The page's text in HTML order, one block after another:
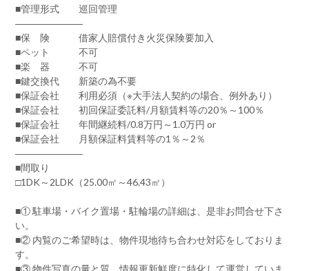
■管理形式 巡回管理
―――――――
■保 険 借家人賠償付き火災保険要加入
■ペット 不可
■楽 器 不可
■鍵交換代 新築の為不要
■保証会社 利用必須（※大手法人契約の場合、例外あり）
■保証会社 初回保証委託料/月額賃料等の20％～100％
■保証会社 年間継続料/0.8万円～1.0万円 or
■保証会社 月額保証料賃料等の1％～2％
―――――――
■間取り
□1DK～2LDK（25.00㎡～46.43㎡）
■① 駐車場・バイク置場・駐輪場の詳細は、是非お問合せ下さ
い。
■② 内覧のご希望時は、物件現地待ち合わせ対応をしておりま
す。
■③ 物件写真の量と質、情報更新鮮度に特化して運営していま